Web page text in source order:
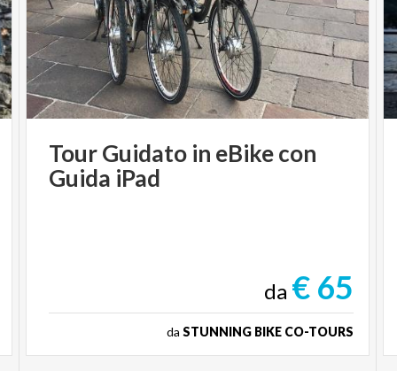
TourGuidato in eBikecon
Guida iPad
da € 65
da STUNNING BIKE CO-TOURS